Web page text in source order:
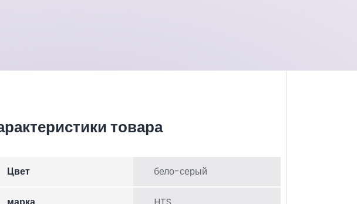
товара
Цвет бело-серый